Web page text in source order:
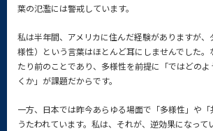
葉の氾濫には警戒しています。
私は半年間、アメリカに住んだ経験がありますが、
様性）という言葉はほとんど耳にしませんでした。
たり前のことであり、多様性を前提に「ではどの
くか」が課題だからです。
一方、日本では昨今あらゆる場面で「多様性」や
うたわれています。私は、それが、逆効果になって